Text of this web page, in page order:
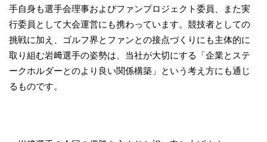
手自身も選手会理事およびファンプロジェクト委員、また実
行委員として大会運営にも携わっています。競技者としての
挑戦に加え、ゴルフ界とファンとの接点づくりにも主体的に
取り組む岩﨑選手の姿勢は、当社が大切にする「企業とステ
ークホルダーとのより良い関係構築」という考え方にも通じ
るものです。